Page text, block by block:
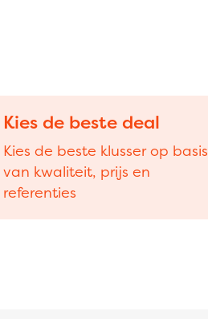
Kies de beste deal
Kies de beste klusser op basis
van kwaliteit, prijs en
referenties